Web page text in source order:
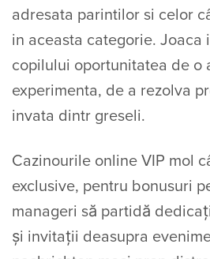
adresata parintilor si celor
in aceasta categorie. Joaca
copilului oportunitatea de o
experimenta, de a rezolva
invata dintr greseli.
Cazinourile online VIP mol
exclusive, pentru bonusuri
manageri să partidă
și invitații deasupra